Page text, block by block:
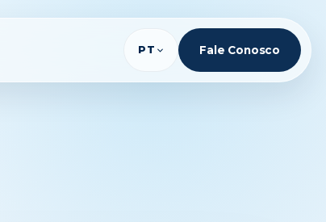
PT Fale Conosco